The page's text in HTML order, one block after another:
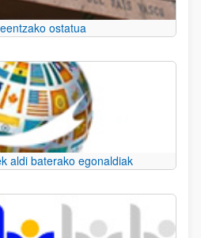
ostatua
aldi baterako egonaldiak